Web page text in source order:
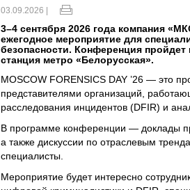
03.09.2026 |
3–4 сентября 2026 года компания
ежегодное мероприятие для
безопасности. Конференция
станция метро «Белорусская».
MOSCOW FORENSICS DAY ’26 — это
представителями организаций,
расследования инцидентов (DFIR) и
В программе конференции — доклады
а также дискуссии по отраслевым
специалисты.
Мероприятие будет интересно